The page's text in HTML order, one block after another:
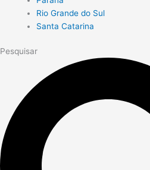
Rio Grande do Sul
Santa Catarina
Pesquisar